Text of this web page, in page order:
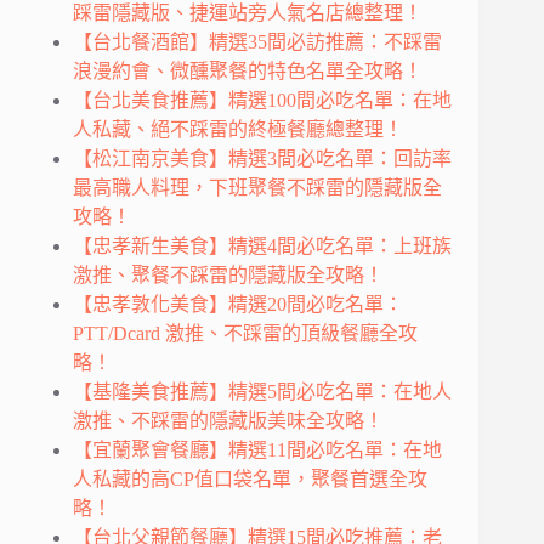
踩雷隱藏版、捷運站旁人氣名店總整理！
【台北餐酒館】精選35間必訪推薦：不踩雷
浪漫約會、微醺聚餐的特色名單全攻略！
【台北美食推薦】精選100間必吃名單：在地
人私藏、絕不踩雷的終極餐廳總整理！
【松江南京美食】精選3間必吃名單：回訪率
最高職人料理，下班聚餐不踩雷的隱藏版全
攻略！
【忠孝新生美食】精選4間必吃名單：上班族
激推、聚餐不踩雷的隱藏版全攻略！
【忠孝敦化美食】精選20間必吃名單：
PTT/Dcard 激推、不踩雷的頂級餐廳全攻
略！
【基隆美食推薦】精選5間必吃名單：在地人
激推、不踩雷的隱藏版美味全攻略！
【宜蘭聚會餐廳】精選11間必吃名單：在地
人私藏的高CP值口袋名單，聚餐首選全攻
略！
【台北父親節餐廳】精選15間必吃推薦：老